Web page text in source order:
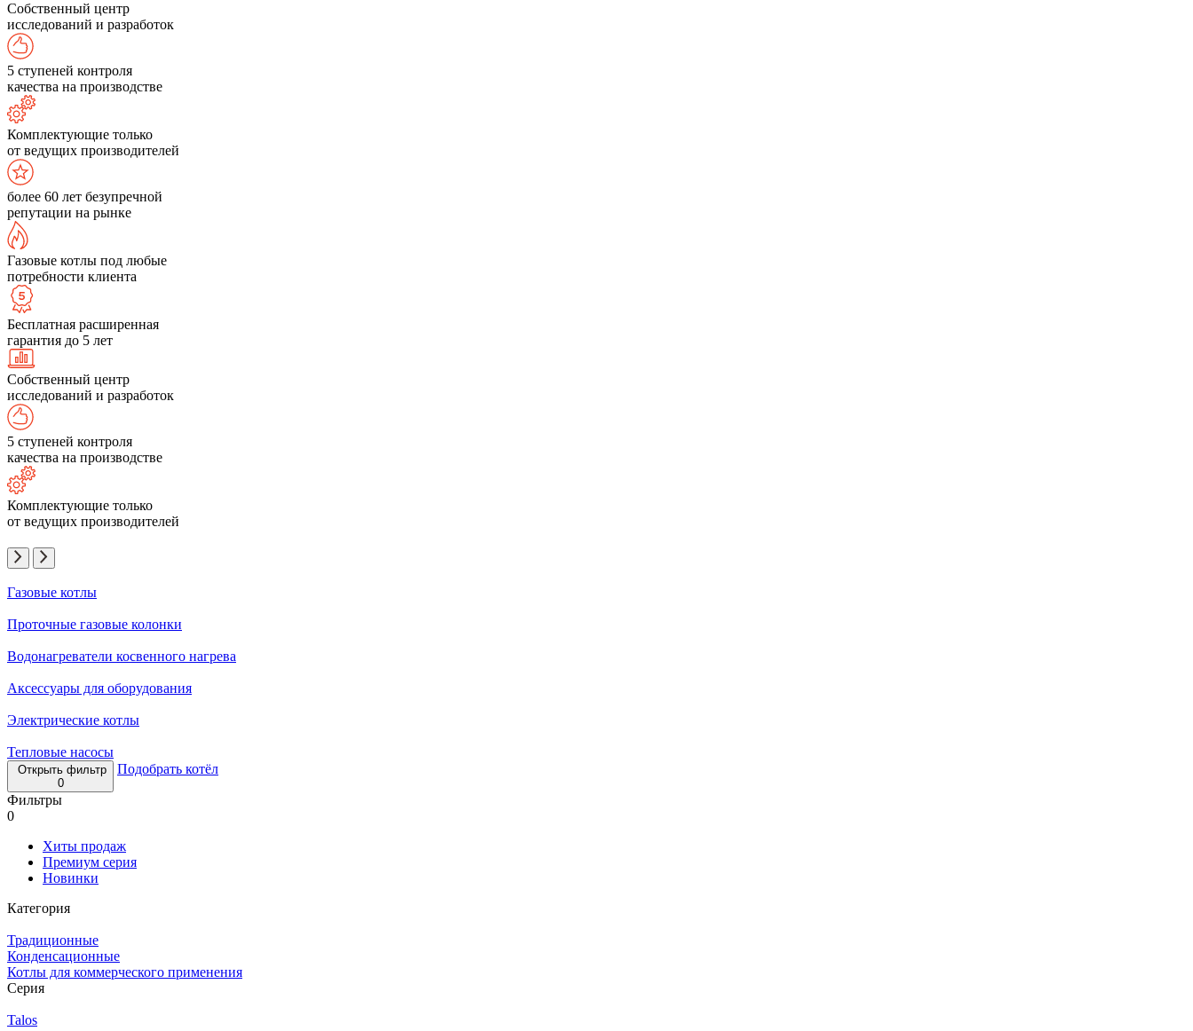
Собственный центр
исследований и разработок
5 ступеней контроля
качества на производстве
Комплектующие только
от ведущих производителей
более 60 лет безупречной
репутации на рынке
Газовые котлы под любые
потребности клиента
Бесплатная расширенная
гарантия до 5 лет
Собственный центр
исследований и разработок
5 ступеней контроля
качества на производстве
Комплектующие только
от ведущих производителей
Газовые котлы
Проточные газовые колонки
Водонагреватели косвенного нагрева
Аксессуары для оборудования
Электрические котлы
Тепловые насосы
Открыть фильтр
0
Подобрать котёл
Фильтры
0
Хиты продаж
Премиум серия
Новинки
Категория
Традиционные
Конденсационные
Котлы для коммерческого применения
Серия
Talos